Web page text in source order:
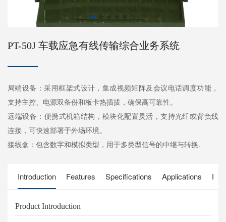
PT-50J 车载应急有线传输综合业务系统
局端设备‌：采用框架式设计，集成视频矩阵及会议电话调度功能，
支持主控、电源双备份和板卡热插拔，确保高可靠性。
‌远端设备‌：便携式机箱结构，模块化配置灵活，支持光纤或背负线
连接，可快速部署于外场环境。
‌接线盒‌：包含数字和模拟类型，用于多类型信号的中继与转换.
Introduction Features Specifications Applications
Product Introduction